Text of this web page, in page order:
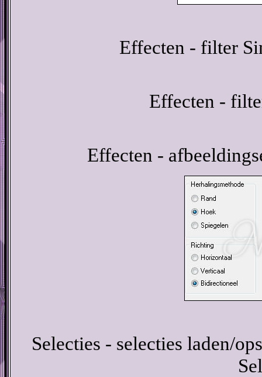
Effecten - filter
Effecten -
Effecten -
Selecties - selecties laden/